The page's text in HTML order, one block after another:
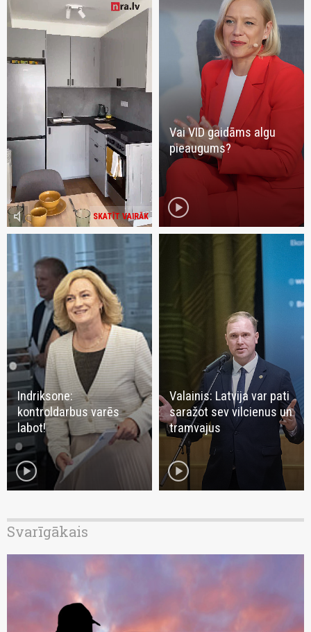
SKATĪT VAIRĀK
volume_mute
Vai VID gaidāms algu
pieaugums?
play_circle
Indriksone:
kontroldarbus varēs
labot!
play_circle
Valainis: Latvija var pati
saražot sev vilcienus un
tramvajus
play_circle
Svarīgākais